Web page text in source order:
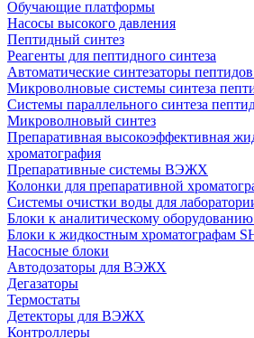
Обучающие платформы
Насосы высокого давления
Пептидный синтез
Реагенты для пептидного синтеза
Автоматические синтезаторы
Микроволновые системы синтеза
Системы параллельного синтеза
Микроволновый синтез
Препаративная высокоэффективная
хроматография
Препаративные системы ВЭЖХ
Колонки для препаративной
Системы очистки воды для
Блоки к аналитическому
Блоки к жидкостным хроматографам
Насосные блоки
Автодозаторы для ВЭЖХ
Дегазаторы
Термостаты
Детекторы для ВЭЖХ
Контроллеры